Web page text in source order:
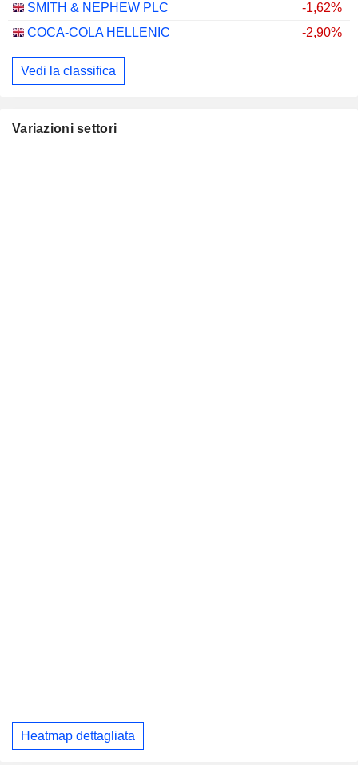
SMITH & NEPHEW PLC
-1,62%
COCA-COLA HELLENIC
-2,90%
Vedi la classifica
Variazioni settori
Heatmap dettagliata